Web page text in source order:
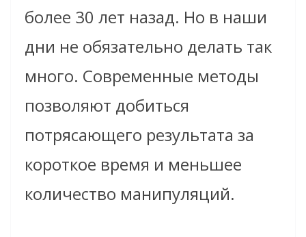
более 30 лет назад. Но в наши
дни не обязательно делать так
много. Современные методы
позволяют добиться
потрясающего результата за
короткое время и меньшее
количество манипуляций.